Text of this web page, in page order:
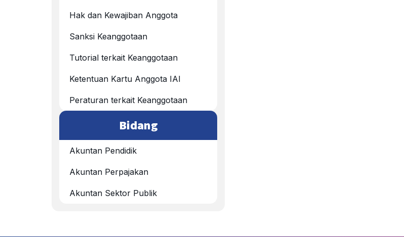
Hak dan Kewajiban Anggota
Sanksi Keanggotaan
Tutorial terkait Keanggotaan
Ketentuan Kartu Anggota IAI
Peraturan terkait Keanggotaan
Bidang
Akuntan Pendidik
Akuntan Perpajakan
Akuntan Sektor Publik